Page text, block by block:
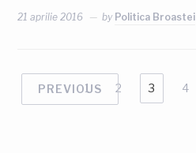
21 aprilie 2016 by Politica Broastei
PREVIOUS
1 2 3 4